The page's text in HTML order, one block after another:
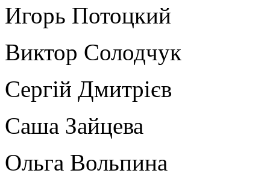
Игорь Потоцкий
Виктор Солодчук
Сергій Дмитрієв
Саша Зайцева
Ольга Вольпина